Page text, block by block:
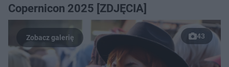
Copernicon 2025 [ZDJĘCIA]
43